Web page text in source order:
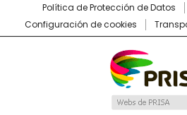
Política de Protección de Datos
Configuración de cookies